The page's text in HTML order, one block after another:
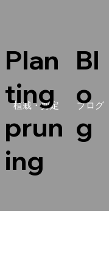
植栽・剪定 ブログ
Plan
ting
prun
ing
Bl
o
g